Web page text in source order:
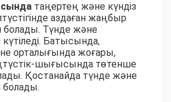
таңертең және күндіз
аздаған жаңбыр
болады. Түнде және
Батысында,
орталығында жоғары,
шығысында төтенше
Қостанайда түнде және
болады.